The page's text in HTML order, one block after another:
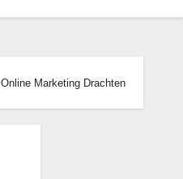
Online Marketing Drachten